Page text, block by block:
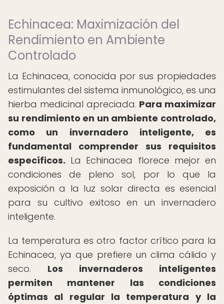
Echinacea: Maximización del
Rendimiento en Ambiente
Controlado
La Echinacea, conocida por sus propiedades
estimulantes del sistema inmunológico, es una
hierba medicinal apreciada. Para maximizar
su rendimiento en un ambiente controlado,
como un invernadero inteligente, es
fundamental comprender sus requisitos
específicos. La Echinacea florece mejor en
condiciones de pleno sol, por lo que la
exposición a la luz solar directa es esencial
para su cultivo exitoso en un invernadero
inteligente.
La temperatura es otro factor crítico para la
Echinacea, ya que prefiere un clima cálido y
seco. Los invernaderos inteligentes
permiten mantener las condiciones
óptimas al regular la temperatura y la